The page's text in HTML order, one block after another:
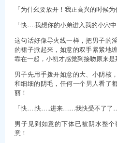
「为什幺要放开！我正高兴的时候为
「快….我想你的小弟进入我的小穴中
这句话好像导火线一样，把男子的
的裙子掀起来，如意的双手紧紧地
靠在一起，小初才感觉到接吻原来是
男子先用手拨开如意的大、小阴核
和细细的阴毛，任何一个男人看了
丽！
「快….快…..进来……我快受不了了
男子见到如意的下体已被阴水整
意！